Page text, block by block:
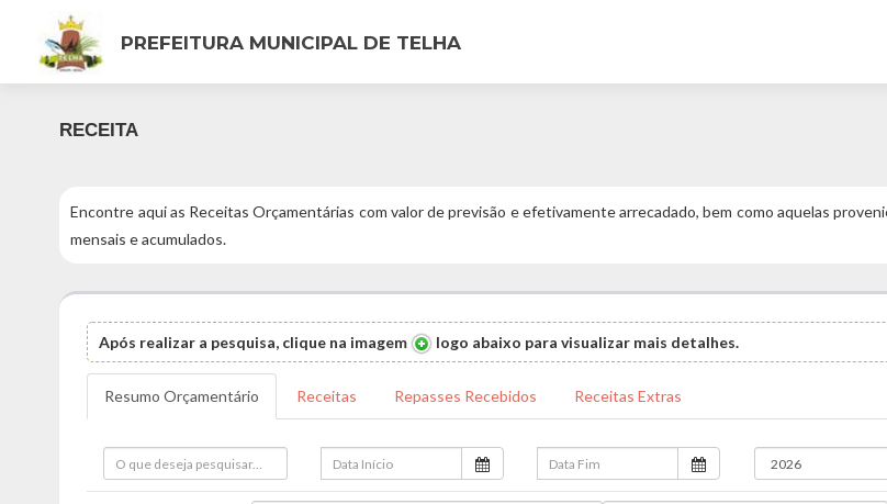
PREFEITURA MUNICIPAL DE TELHA
RECEITA
Encontre aqui as Receitas Orçamentárias com valor de previsão e efetivamente arrecadado, bem como aquelas
mensais e acumulados.
Após realizar a pesquisa, clique na imagem logo abaixo para visualizar mais detalhes.
Resumo Orçamentário Receitas Repasses Recebidos Receitas Extras